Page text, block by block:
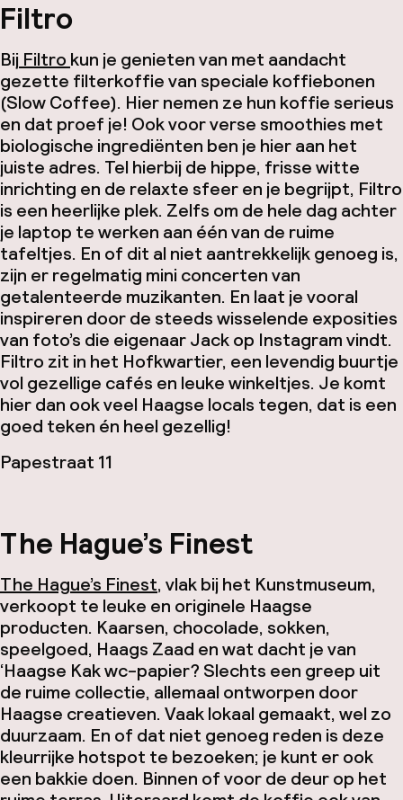
Filtro
Bij Filtro kun je genieten van met aandacht
gezette filterkoffie van speciale koffiebonen
(Slow Coffee). Hier nemen ze hun koffie serieus
en dat proef je! Ook voor verse smoothies met
biologische ingrediënten ben je hier aan het
juiste adres. Tel hierbij de hippe, frisse witte
inrichting en de relaxte sfeer en je begrijpt, Filtro
is een heerlijke plek. Zelfs om de hele dag achter
je laptop te werken aan één van de ruime
tafeltjes. En of dit al niet aantrekkelijk genoeg is,
zijn er regelmatig mini concerten van
getalenteerde muzikanten. En laat je vooral
inspireren door de steeds wisselende exposities
van foto’s die eigenaar Jack op Instagram vindt.
Filtro zit in het Hofkwartier, een levendig buurtje
vol gezellige cafés en leuke winkeltjes. Je komt
hier dan ook veel Haagse locals tegen, dat is een
goed teken én heel gezellig!
Papestraat 11
The Hague’s Finest
The Hague’s Finest, vlak bij het Kunstmuseum,
verkoopt te leuke en originele Haagse
producten. Kaarsen, chocolade, sokken,
speelgoed, Haags Zaad en wat dacht je van
‘Haagse Kak wc-papier? Slechts een greep uit
de ruime collectie, allemaal ontworpen door
Haagse creatieven. Vaak lokaal gemaakt, wel zo
duurzaam. En of dat niet genoeg reden is deze
kleurrijke hotspot te bezoeken; je kunt er ook
een bakkie doen. Binnen of voor de deur op het